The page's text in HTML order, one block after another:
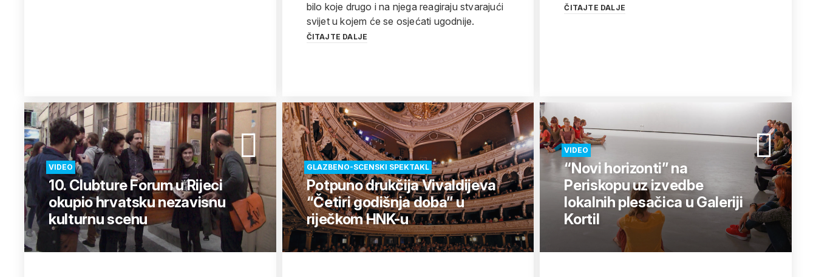
bilo koje drugo i na njega reagiraju stvarajući
svijet u kojem će se osjećati ugodnije.
ČITAJTE DALJE
ČITAJTE DALJE
VIDEO
10. Clubture Forum u Rijeci
okupio hrvatsku nezavisnu
kulturnu scenu
GLAZBENO-SCENSKI SPEKTAKL
Potpuno drukčija Vivaldijeva
“Četiri godišnja doba” u
riječkom HNK-u
VIDEO
“Novi horizonti” na
Periskopu uz izvedbe
lokalnih plesačica u Galeriji
Kortil